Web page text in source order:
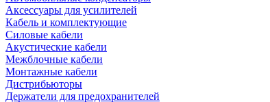
Аксессуары для усилителей
Кабель и комплектующие
Силовые кабели
Акустические кабели
Межблочные кабели
Монтажные кабели
Дистрибьюторы
Держатели для предохранителей